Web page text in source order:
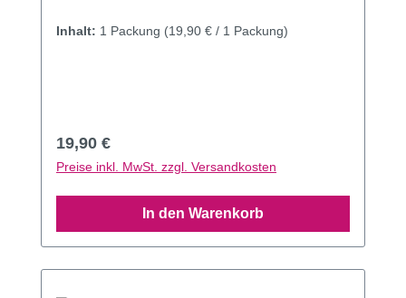
Inhalt: 1 Packung (19,90 € / 1 Packung)
Regulärer Preis:
19,90 €
Preise inkl. MwSt. zzgl. Versandkosten
In den Warenkorb